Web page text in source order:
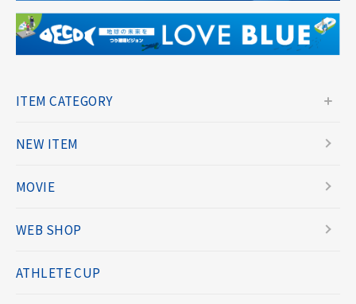
ITEM CATEGORY
NEW ITEM
MOVIE
WEB SHOP
ATHLETE CUP